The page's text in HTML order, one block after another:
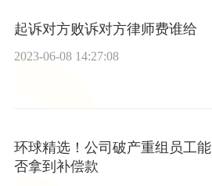
起诉对方败诉对方律师费谁给
2023-06-08 14:27:08
环球精选！公司破产重组员工能
否拿到补偿款